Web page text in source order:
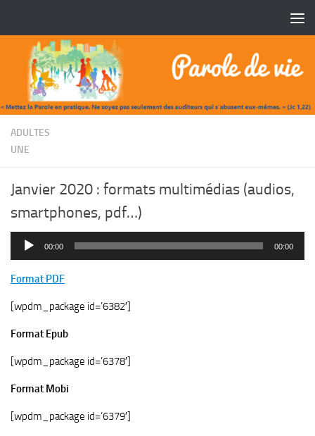
ADULTES
UNE
Janvier 2020 : formats multimédias (audios,
smartphones, pdf…)
Lecteur
00:00 00:00
Format PDF
[wpdm_package id=’6382′]
Format Epub
[wpdm_package id=’6378′]
Format Mobi
[wpdm_package id=’6379′]